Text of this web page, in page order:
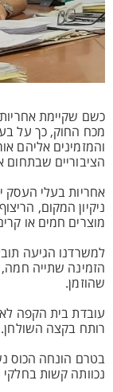
כשם שקיימת אחריות
מכח החוק, כך על
והמזמינים אליהם
הציבוריים שבתחום
אחריות בעלי העסק
ניקיון המקום,
מוצרים חמים או
למשרדנו הגיעה
הזמינה שתייה חמה,
שהוזמן.
עובדת בית הקפה
רותח בקצה השולחן.
בטרם הונחה הכוס
נכוותה קשות בחלקי